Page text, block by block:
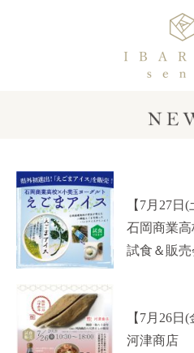
【7月27日(
石岡商業高
試食＆販売
【7月26日(
河津商店